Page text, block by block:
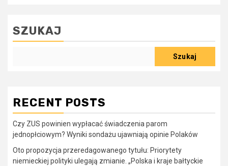
SZUKAJ
Szukaj
RECENT POSTS
Czy ZUS powinien wypłacać świadczenia parom
jednopłciowym? Wyniki sondażu ujawniają opinie Polaków
Oto propozycja przeredagowanego tytułu: Priorytety
niemieckiej polityki ulegają zmianie. „Polska i kraje bałtyckie